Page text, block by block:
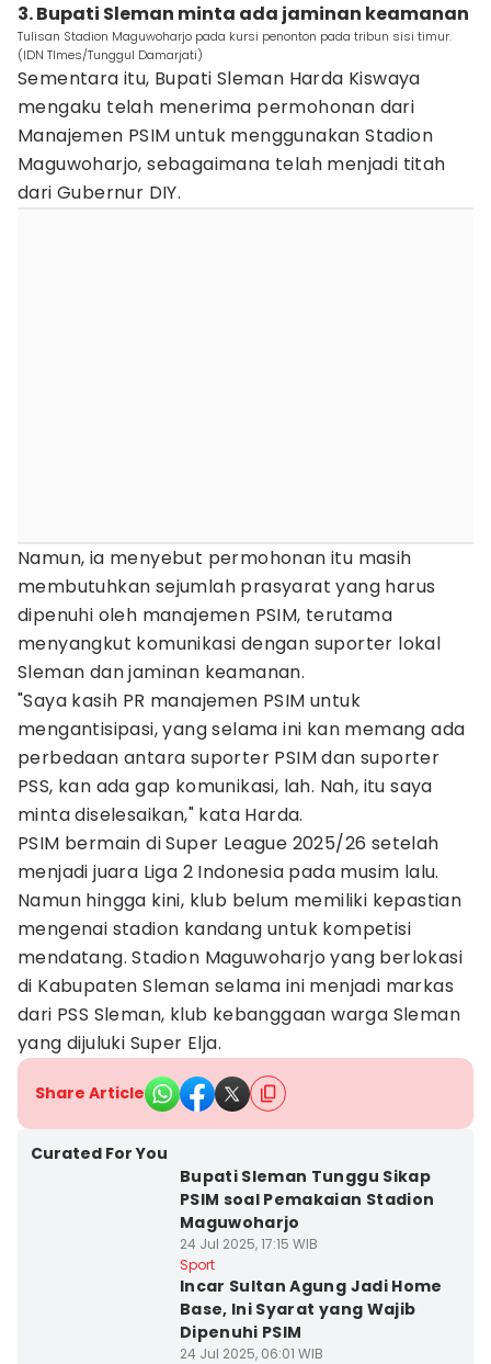
3. Bupati Sleman minta ada jaminan keamanan
Tulisan Stadion Maguwoharjo pada kursi penonton pada tribun sisi timur.
(IDN TImes/Tunggul Damarjati)
Sementara itu, Bupati Sleman Harda Kiswaya
mengaku telah menerima permohonan dari
Manajemen PSIM untuk menggunakan Stadion
Maguwoharjo, sebagaimana telah menjadi titah
dari Gubernur DIY.
Namun, ia menyebut permohonan itu masih
membutuhkan sejumlah prasyarat yang harus
dipenuhi oleh manajemen PSIM, terutama
menyangkut komunikasi dengan suporter lokal
Sleman dan jaminan keamanan.
"Saya kasih PR manajemen PSIM untuk
mengantisipasi, yang selama ini kan memang ada
perbedaan antara suporter PSIM dan suporter
PSS, kan ada gap komunikasi, lah. Nah, itu saya
minta diselesaikan," kata Harda.
PSIM bermain di Super League 2025/26 setelah
menjadi juara Liga 2 Indonesia pada musim lalu.
Namun hingga kini, klub belum memiliki kepastian
mengenai stadion kandang untuk kompetisi
mendatang. Stadion Maguwoharjo yang berlokasi
di Kabupaten Sleman selama ini menjadi markas
dari PSS Sleman, klub kebanggaan warga Sleman
yang dijuluki Super Elja.
Share Article
Curated For You
Bupati Sleman Tunggu Sikap
PSIM soal Pemakaian Stadion
Maguwoharjo
24 Jul 2025, 17:15 WIB
Sport
Incar Sultan Agung Jadi Home
Base, Ini Syarat yang Wajib
Dipenuhi PSIM
24 Jul 2025, 06:01 WIB